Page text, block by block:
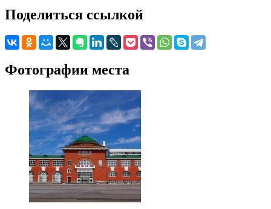
Поделиться ссылкой
Фотографии места